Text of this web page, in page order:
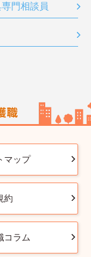
門相談員
マップ
約
コラム